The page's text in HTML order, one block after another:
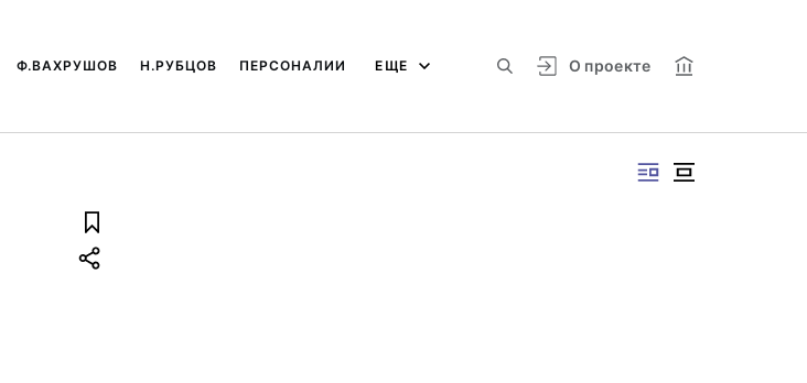
О проекте
Ф.ВАХРУШОВ Н.РУБЦОВ ПЕРСОНАЛИИ ЕЩЕ